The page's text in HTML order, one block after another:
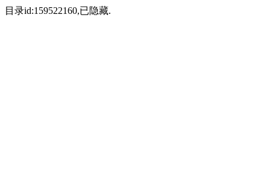
目录id:159522160,已隐藏.